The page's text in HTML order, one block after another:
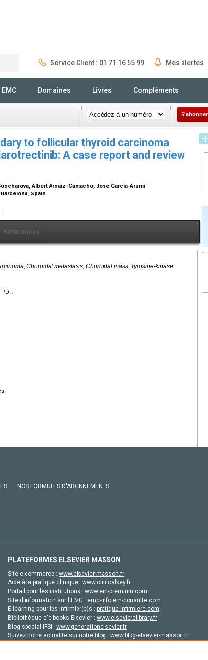
Service Client : 01 71 16 55 99 Mes alertes
Domaines Livres Compléments
S'abonner
to follicular thyroid carcinoma
A case report and review
Albert Arnaiz-Camacho, Jose García-Arumí
Spain
Références
Choroidal metastasis, Choroidal mass, Tyrosine-kinase
NOS FORMULES D'ABONNEMENTS
PLATEFORMES ELSEVIER MASSON
Site e-commerce : www.elsevier-masson.fr
Aide à la pratique clinique : www.clinicalkey.fr
Portail pour les institutions : www.em-premium.com
Site d'information sur l'EMC : emc-info.em-consulte.com
E-learning pour les infirmier(e)s : pratique-infirmiere.com
Bibliothèque d'e-books Elsevier : www.elsevierelibrary.fr
Blog special IFSI : www.generationelsevier.fr
Suivez notre actualité sur notre blog : www.blog-elsevier-masson.fr